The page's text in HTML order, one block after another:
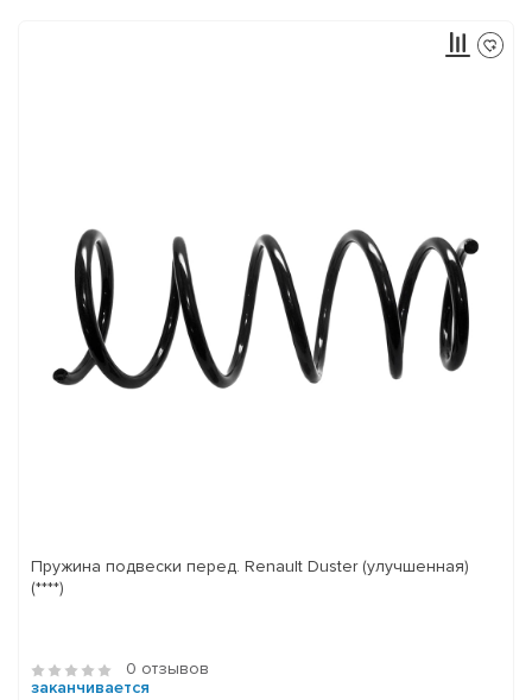
Пружина подвески перед. Renault Duster (улучшенная)
(****)
0 отзывов
заканчивается